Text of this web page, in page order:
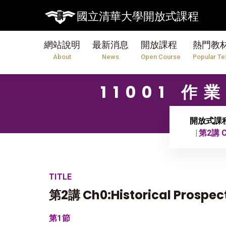
國立清華大學開放式課程
網站說明
About
最新消息
News
開放課程
Open Course
熱門教
Popular
11001 作
開放式課
第2講
TITLE
第2講 Ch0:Historical
第1節